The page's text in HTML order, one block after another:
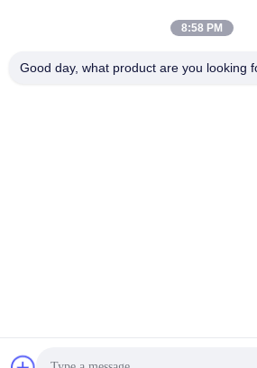
4668, 4-й этаж, здание Нанфан,
8:58 PM
Good day, what product are you looking